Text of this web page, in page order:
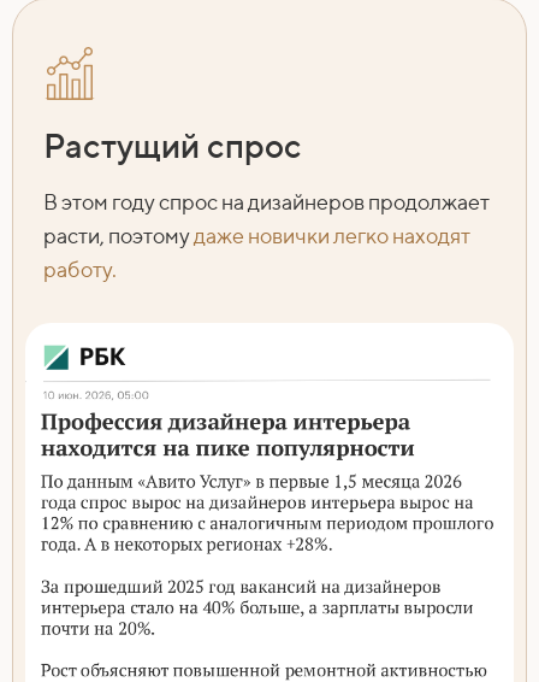
Растущий спрос
В этом году спрос на дизайнеров продолжает
расти, поэтомудаже новички легко находят
работу.